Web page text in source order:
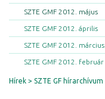
SZTE GMF 2012. május
SZTE GMF 2012. április
SZTE GMF 2012. március
SZTE GMF 2012. február
Hírek SZTE GF hírarchívum